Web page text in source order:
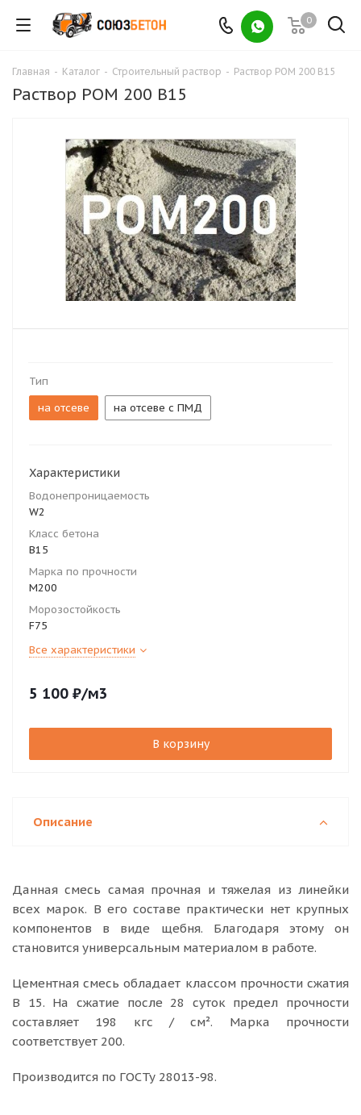
0
Главная - Каталог - Строительный раствор - Раствор РОМ 200 В15
Раствор РОМ 200 В15
Тип
на отсеве
на отсеве с ПМД
Характеристики
Водонепроницаемость
W2
Класс бетона
В15
Марка по прочности
М200
Морозостойкость
F75
Все характеристики
5 100 ₽/м3
В корзину
Описание
Данная смесь самая прочная и тяжелая из линейки
всех марок. В его составе практически нет крупных
компонентов в виде щебня. Благодаря этому он
становится универсальным материалом в работе.
Цементная смесь обладает классом прочности сжатия
В 15. На сжатие после 28 суток предел прочности
составляет 198 кгс / см². Марка прочности
соответствует 200.
Производится по ГОСТу 28013-98.